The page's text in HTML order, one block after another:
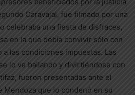
Caravajal, fue filmado por una
celebraba una fiesta de disfraces,
en la que debía convivir sólo con
a las condiciones impuestas. Las
lo ve bailando y divirtiéndose con
fueron presentadas ante el
Mendoza que lo condenó en su